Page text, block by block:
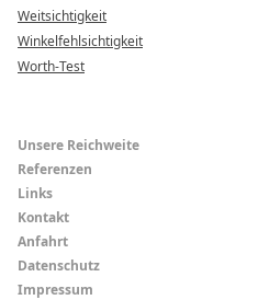
Weitsichtigkeit
Winkelfehlsichtigkeit
Worth-Test
Menü
Links
Unsere Reichweite
Referenzen
Links
Kontakt
Anfahrt
Datenschutz
Impressum